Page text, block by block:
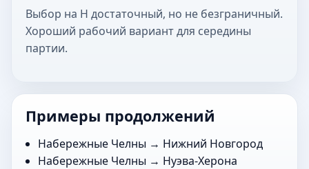
Выбор на Н достаточный, но не безграничный.
Хороший рабочий вариант для середины
партии.
Примеры продолжений
Набережные Челны → Нижний Новгород
Набережные Челны → Нуэва-Херона